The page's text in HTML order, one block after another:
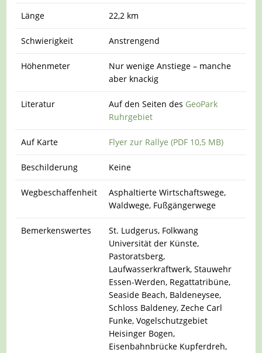
Länge 22,2 km
Schwierigkeit Anstrengend
Höhenmeter
Nur wenige Anstiege – manche
aber knackig
Literatur Auf den Seiten des GeoPark
Ruhrgebiet
Auf Karte Flyer zur Rallye (PDF 10,5 MB)
Beschilderung Keine
Wegbeschaffenheit
Asphaltierte Wirtschaftswege,
Waldwege, Fußgängerwege
Bemerkenswertes
St. Ludgerus, Folkwang
Universität der Künste,
Pastoratsberg,
Laufwasserkraftwerk, Stauwehr
Essen-Werden, Regattatribüne,
Seaside Beach, Baldeneysee,
Schloss Baldeney, Zeche Carl
Funke, Vogelschutzgebiet
Heisinger Bogen,
Eisenbahnbrücke Kupferdreh,